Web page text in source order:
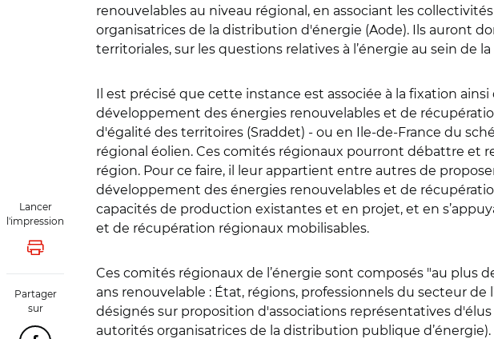
Lancer
l'impression
Lancer l'impression
Partager
sur
renouvelables au niveau régional, en associant les
organisatrices de la distribution d'énergie (Aode). Ils auront
territoriales, sur les questions relatives à l’énergie au sein de
Il est précisé que cette instance est associée à la fixation
développement des énergies renouvelables et de
d'égalité des territoires (Sraddet) - ou en Ile-de-France du
régional éolien. Ces comités régionaux pourront débattre et
région. Pour ce faire, il leur appartient entre autres de
développement des énergies renouvelables et de
capacités de production existantes et en projet, et en
et de récupération régionaux mobilisables.
Ces comités régionaux de l’énergie sont composés "au plus
ans renouvelable : État, régions, professionnels du secteur
désignés sur proposition d'associations représentatives
autorités organisatrices de la distribution publique